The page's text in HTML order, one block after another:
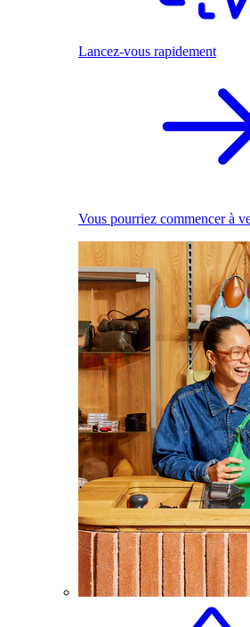
Lancez-vous rapidement
Vous pourriez commencer à